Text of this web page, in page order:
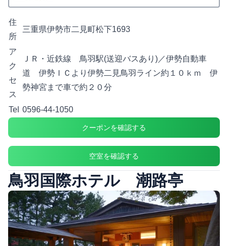
住
所
三重県伊勢市二見町松下1693
ア
ク
セ
ス
ＪＲ・近鉄線 鳥羽駅(送迎バスあり)／伊勢自動車
道 伊勢ＩＣより伊勢二見鳥羽ライン約１０ｋｍ 伊
勢神宮まで車で約２０分
Tel 0596-44-1050
クーポンを確認する
空室を確認する
鳥羽国際ホテル 潮路亭